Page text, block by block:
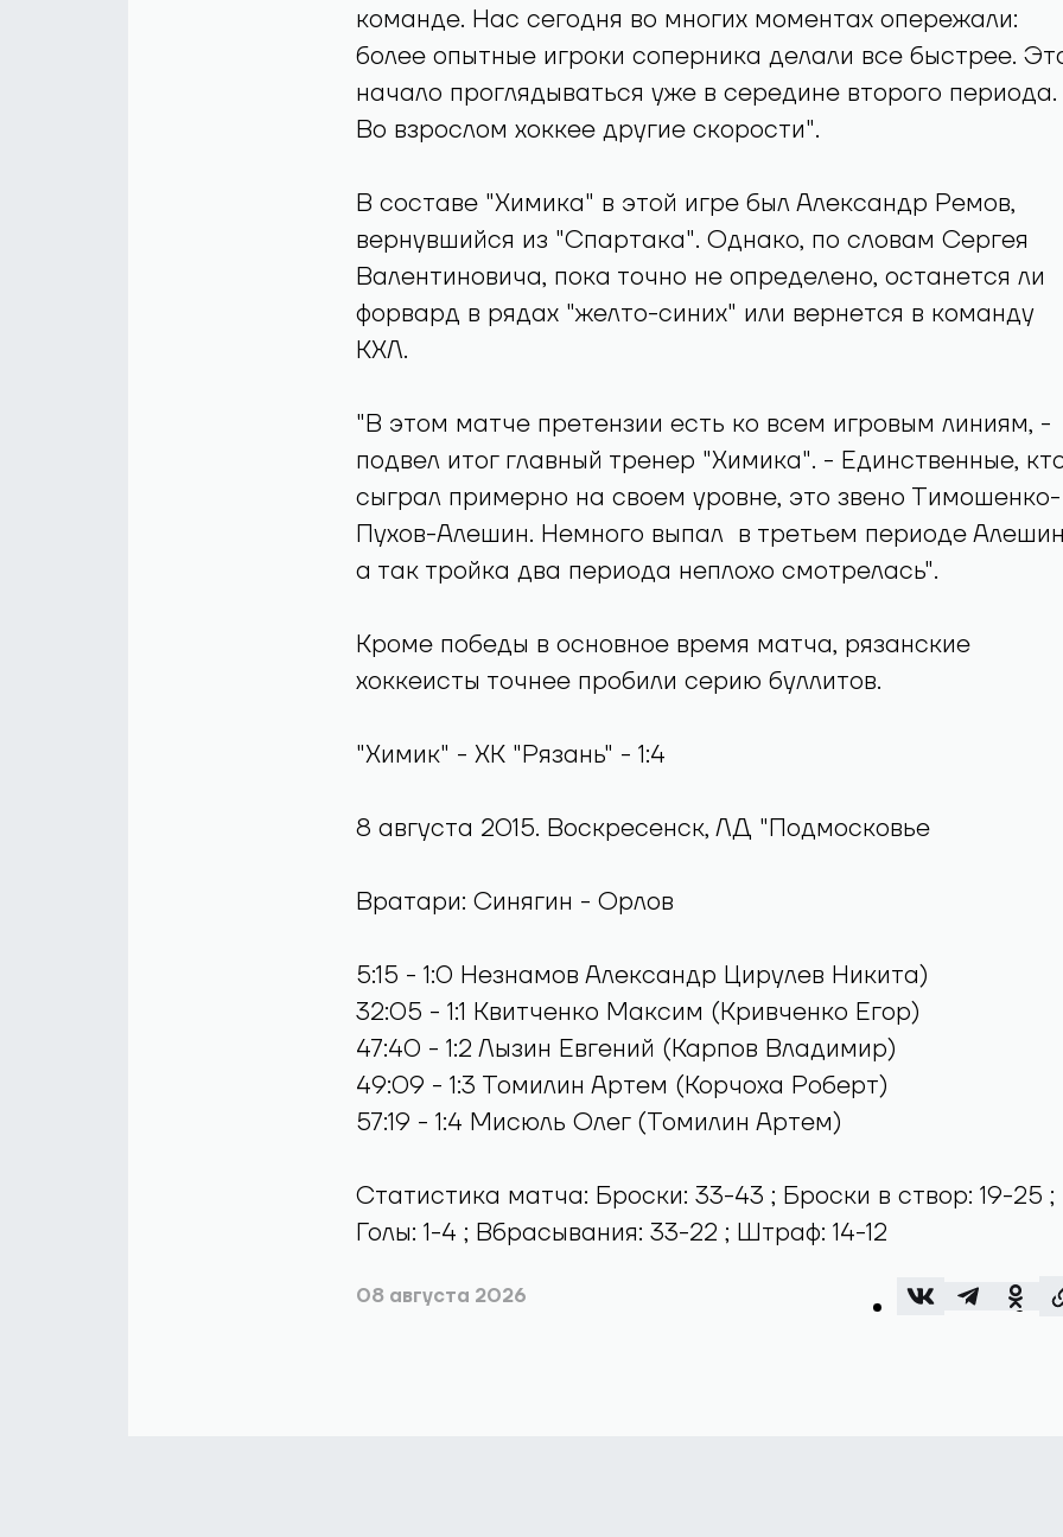
команде. Нас сегодня во многих моментах опережали:
более опытные игроки соперника делали все быстрее.
начало проглядываться уже в середине второго периода.
Во взрослом хоккее другие скорости".
В составе "Химика" в этой игре был Александр Ремов,
вернувшийся из "Спартака". Однако, по словам Сергея
Валентиновича, пока точно не определено, останется ли
форвард в рядах "желто-синих" или вернется в команду
КХЛ.
"В этом матче претензии есть ко всем игровым линиям, -
подвел итог главный тренер "Химика". - Единственные,
сыграл примерно на своем уровне, это звено Тимошенко-
Пухов-Алешин. Немного выпал в третьем периоде
а так тройка два периода неплохо смотрелась".
Кроме победы в основное время матча, рязанские
хоккеисты точнее пробили серию буллитов.
"Химик" - ХК "Рязань" - 1:4
8 августа 2015. Воскресенск, ЛД "Подмосковье
Вратари: Синягин - Орлов
5:15 - 1:0 Незнамов Александр Цирулев Никита)
32:05 - 1:1 Квитченко Максим (Кривченко Егор)
47:40 - 1:2 Лызин Евгений (Карпов Владимир)
49:09 - 1:3 Томилин Артем (Корчоха Роберт)
57:19 - 1:4 Мисюль Олег (Томилин Артем)
Статистика матча: Броски: 33-43 ; Броски в створ: 19-25 ;
Голы: 1-4 ; Вбрасывания: 33-22 ; Штраф: 14-12
08 августа 2026